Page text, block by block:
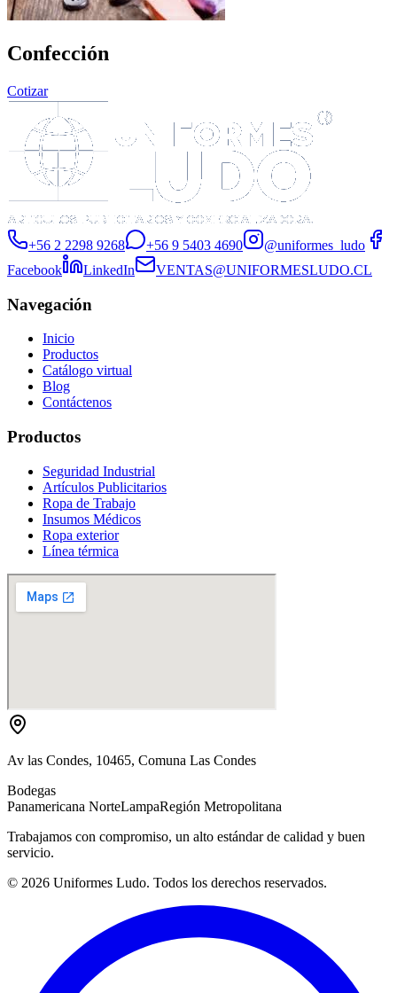
Confección
Cotizar
+56 2 2298 9268 +56 9 5403 4690
@uniformes_ludo
Facebook
LinkedIn VENTAS@UNIFORMESLUDO.CL
Navegación
Inicio
Productos
Catálogo virtual
Blog
Contáctenos
Productos
Seguridad Industrial
Artículos Publicitarios
Ropa de Trabajo
Insumos Médicos
Ropa exterior
Línea térmica
Av las Condes, 10465, Comuna Las Condes
Bodegas
Panamericana NorteLampaRegión Metropolitana
Trabajamos con compromiso, un alto estándar de calidad y buen
servicio.
© 2026 Uniformes Ludo. Todos los derechos reservados.